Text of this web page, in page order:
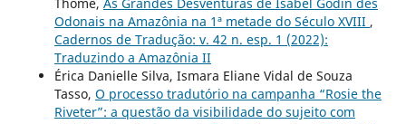
Odonais na Amazônia na 1ª metade do Século XVIII ,
Cadernos de Tradução: v. 42 n. esp. 1 (2022):
Traduzindo a Amazônia II
Érica Danielle Silva, Ismara Eliane Vidal de Souza
Tasso, O processo tradutório na campanha “Rosie the
Riveter”: a questão da visibilidade do sujeito com